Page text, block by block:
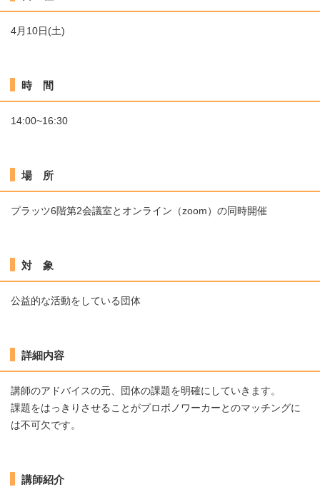
4月10日(土)
時 間
14:00~16:30
場 所
プラッツ6階第2会議室とオンライン（zoom）の同時開催
対 象
公益的な活動をしている団体
詳細内容
講師のアドバイスの元、団体の課題を明確にしていきます。
課題をはっきりさせることがプロボノワーカーとのマッチングに
は不可欠です。
講師紹介